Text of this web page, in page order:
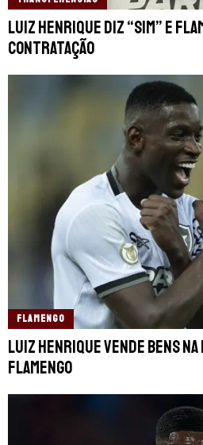
Luiz Henrique diz “sim” e
contratação
FLAMENGO
Luiz Henrique vende bens na
Flamengo